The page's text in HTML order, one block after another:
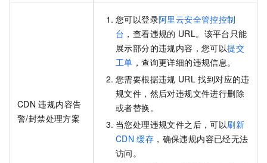
CDN 违规内容告
警/封禁处理方案
您可以登录阿里云安全管控控制
台 ，查看违规的 URL。该平台只能
展示部分的违规内容，您可以提交
工单 ，查询更详细的违规信息。
您需要根据违规 URL 找到对应的违
规文件，然后对违规文件进行删除
或者替换。
当您处理违规文件之后，可以刷新
CDN 缓存 ，确保违规内容已经无法
访问。